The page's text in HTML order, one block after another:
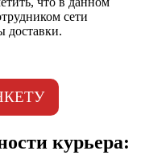
сети
доставки.
курьера: